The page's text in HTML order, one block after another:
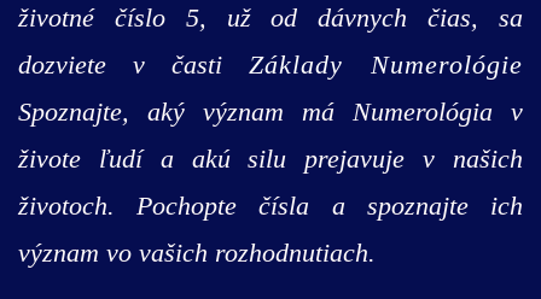
životné číslo 5, už od dávnych čias, sa
dozviete v časti Základy Numerológie
Spoznajte, aký význam má Numerológia v
živote ľudí a akú silu prejavuje v našich
životoch. Pochopte čísla a spoznajte ich
význam vo vašich rozhodnutiach.